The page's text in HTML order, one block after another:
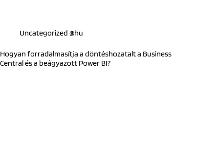
Uncategorized @hu
Hogyan forradalmasítja a döntéshozatalt a Business
Central és a beágyazott Power BI?